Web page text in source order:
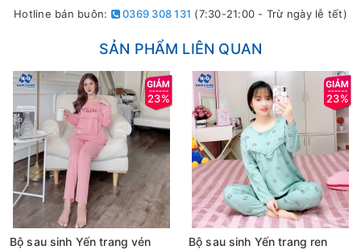
Hotline bán buôn: 0369 308 131 (7:30-21:00 - Trừ ngày lễ tết)
SẢN PHẨM LIÊN QUAN
23%
Bộ sau sinh Yến trang vén
23%
Bộ sau sinh Yến trang ren